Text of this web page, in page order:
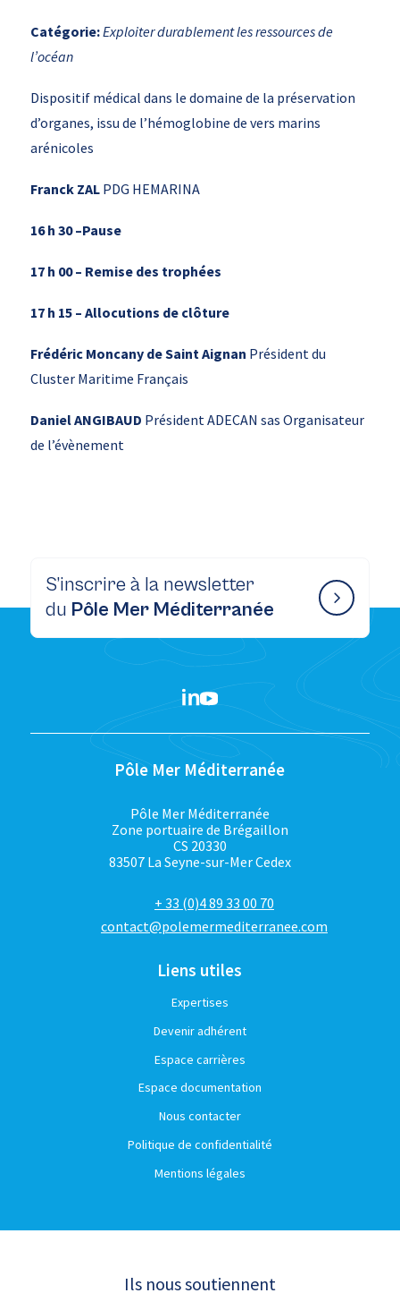
Catégorie:Exploiter durablement les ressources de
l’océan
Dispositif médical dans le domaine de la préservation
d’organes, issu de l’hémoglobine de vers marins
arénicoles
Franck ZALPDG HEMARINA
16 h 30 –Pause
17 h 00 – Remise des trophées
17 h 15 – Allocutions de clôture
Frédéric Moncany de Saint Aignan Président du
Cluster Maritime Français
Daniel ANGIBAUD Président ADECAN sas Organisateur
de l’évènement
S’inscrire à la newsletter
du Pôle Mer Méditerranée
Pôle Mer Méditerranée
Pôle Mer Méditerranée
Zone portuaire de Brégaillon
CS 20330
83507 La Seyne-sur-Mer Cedex
+ 33 (0)4 89 33 00 70
contact@polemermediterranee.com
Liens utiles
Expertises
Devenir adhérent
Espace carrières
Espace documentation
Nous contacter
Politique de confidentialité
Mentions légales
Ils nous soutiennent